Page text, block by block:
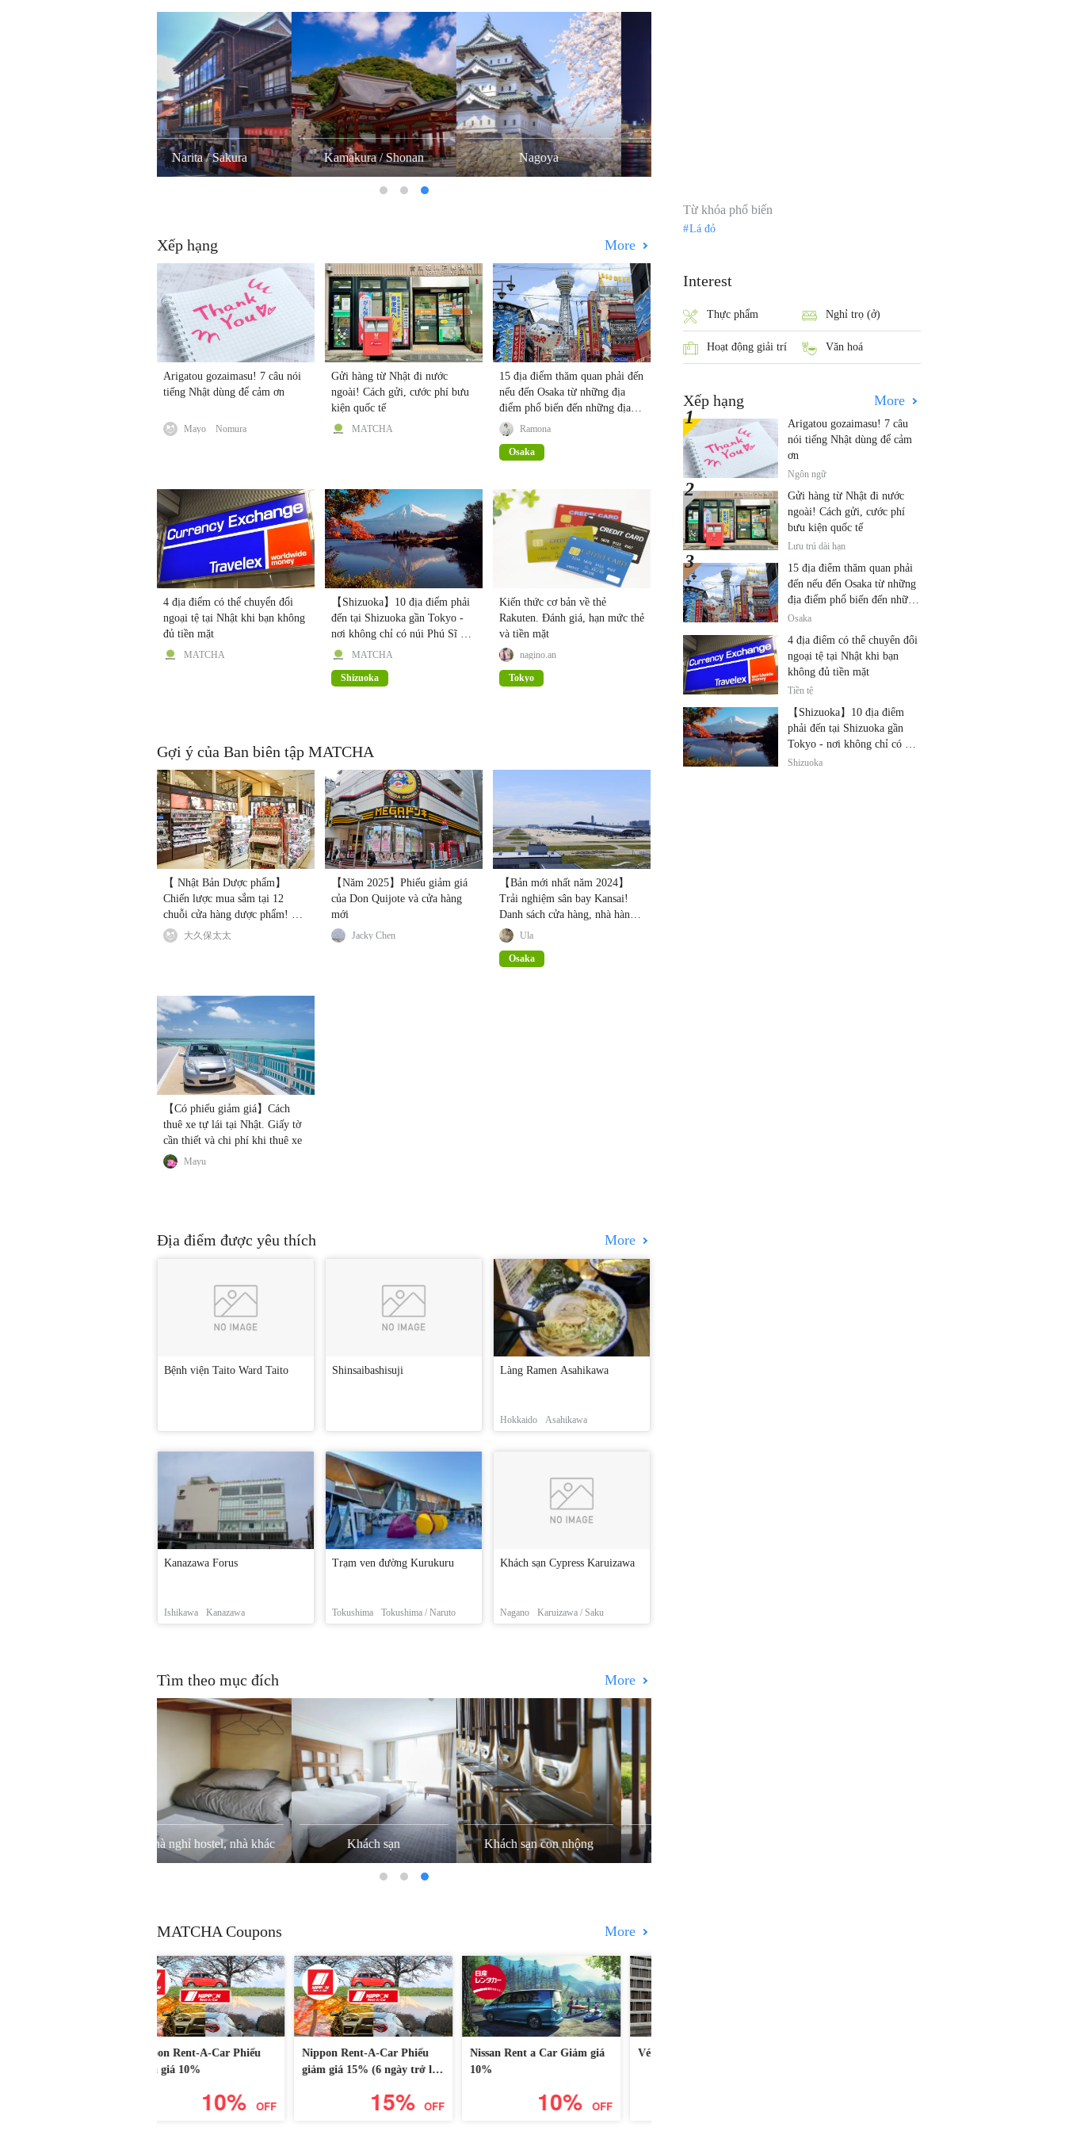
Kamakura / Shonan Nagoya Kobe
Xếp hạng More
Arigatou gozaimasu! 7 câu nói
tiếng Nhật dùng để cảm ơn
Mayo Nomura
Gửi hàng từ Nhật đi nước
ngoài! Cách gửi, cước phí bưu
kiện quốc tế
MATCHA
15 địa điểm thăm quan phải đến
nếu đến Osaka từ những địa
điểm phổ biến đến những địa
điểm ít được biết đến
Ramona
Osaka
4 địa điểm có thể chuyển đổi
ngoại tệ tại Nhật khi bạn không
đủ tiền mặt
MATCHA
【Shizuoka】10 địa điểm phải
đến tại Shizuoka gần Tokyo -
nơi không chỉ có núi Phú Sĩ và
trà!
MATCHA
Shizuoka
Kiến thức cơ bản về thẻ
Rakuten. Đánh giá, hạn mức thẻ
và tiền mặt
nagino.an
Tokyo
Gợi ý của Ban biên tập MATCHA
【 Nhật Bản Dược phẩm】
Chiến lược mua sắm tại 12
chuỗi cửa hàng dược phẩm! So
sánh và phân tích ưu đãi (kèm
mã giảm giá độc quyền)
大久保太太
【Năm 2025】Phiếu giảm giá
của Don Quijote và cửa hàng
mới
Jacky Chen
【Bản mới nhất năm 2024】
Trải nghiệm sân bay Kansai!
Danh sách cửa hàng, nhà hàng,
khách sạn gợi ý
Ula
Osaka
【Có phiếu giảm giá】Cách
thuê xe tự lái tại Nhật. Giấy tờ
cần thiết và chi phí khi thuê xe
Mayu
Địa điểm được yêu thích More
Bệnh viện Taito Ward Taito Shinsaibashisuji Làng Ramen Asahikawa
Hokkaido Asahikawa
Kanazawa Forus
Ishikawa Kanazawa
Trạm ven đường Kurukuru
Tokushima Tokushima / Naruto
Khách sạn Cypress Karuizawa
Nagano Karuizawa / Saku
Tìm theo mục đích More
Khách sạn Khách sạn con nhộng Resort
MATCHA Coupons More
Nippon Rent-A-Car Phiếu
giảm giá 15% (6 ngày trở lên
15%
Nissan Rent a Car Giảm giá
10%
10%
Vé đổi phiếu giảm giá
5%
Từ khóa phổ biến
Lá đỏ
Interest
Thực phẩm Nghỉ trọ (ở)
Hoạt động giải trí Văn hoá
Xếp hạng More
Arigatou gozaimasu! 7 câu
nói tiếng Nhật dùng để cảm
ơn
Ngôn ngữ
Gửi hàng từ Nhật đi nước
ngoài! Cách gửi, cước phí
bưu kiện quốc tế
Lưu trú dài hạn
15 địa điểm thăm quan phải
đến nếu đến Osaka từ những
địa điểm phổ biến đến những
địa điểm ít được biết đến
Osaka
4 địa điểm có thể chuyển đổi
ngoại tệ tại Nhật khi bạn
không đủ tiền mặt
Tiền tệ
【Shizuoka】10 địa điểm
phải đến tại Shizuoka gần
Tokyo - nơi không chỉ có núi
Phú Sĩ và trà!
Shizuoka